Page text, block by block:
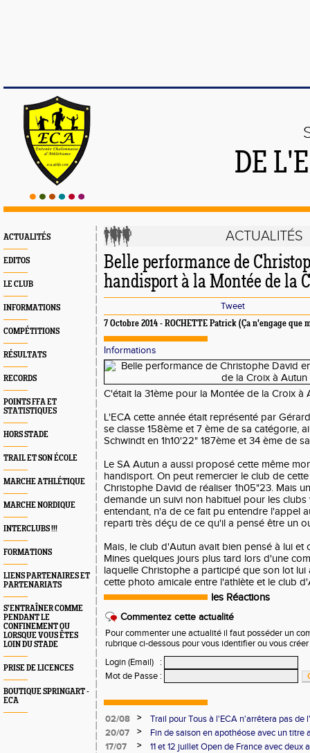
DE
ACTUALITÉS
EDITOS
LE CLUB
INFORMATIONS
COMPÉTITIONS
RÉSULTATS
RECORDS
POINTS FFA ET
STATISTIQUES
HORS STADE
TRAIL ET SON ÉCOLE
MARCHE ATHLÉTIQUE
MARCHE NORDIQUE
INTERCLUBS !!!
FORMATIONS
LIENS PARTENAIRES ET
PARTENARIATS
S’ENTRAÎNER COMME
PENDANT LE
CONFINEMENT OU
LORSQUE VOUS ÊTES
LOIN DU STADE
PRISE DE LICENCES
BOUTIQUE SPRINGART -
ECA
ACTUALITÉS
Belle performance de
handisport à la Montée de la
Tweet
7 Octobre 2014 - ROCHETTE Patrick (Ça n'engage que
Informations
C'était la 31ème pour la Montée de la Croix à
L'ECA cette année était représenté par
se classe 158ème et 7 ème de sa catégorie,
Schwindt en 1h10'22" 187ème et 34 ème de
Le SA Autun a aussi proposé cette même
handisport. On peut remercier le club de
Christophe David de réaliser 1h05"23. Mais
demande un suivi non habituel pour les clubs
entendant, n'a de ce fait pu entendre l'appel
reparti très déçu de ce qu'il a pensé être un
Mais, le club d'Autun avait bien pensé à lui et
Mines quelques jours plus tard lors d'une
laquelle Christophe a participé que son lot lui
cette photo amicale entre l'athlète et le club
les Réactions
Commentez cette actualité
Pour commenter une actualité il faut posséder un
rubrique ci-dessous pour vous identifier ou vous
Login (Email)
:
Mot de Passe :
02/08 >
Trail pour Tous à l'ECA n'arrêtera pas de
20/07
>
Fin de saison en apothéose avec un titre
saison
17/07 >
11 et 12 juillet Open de France avec deux